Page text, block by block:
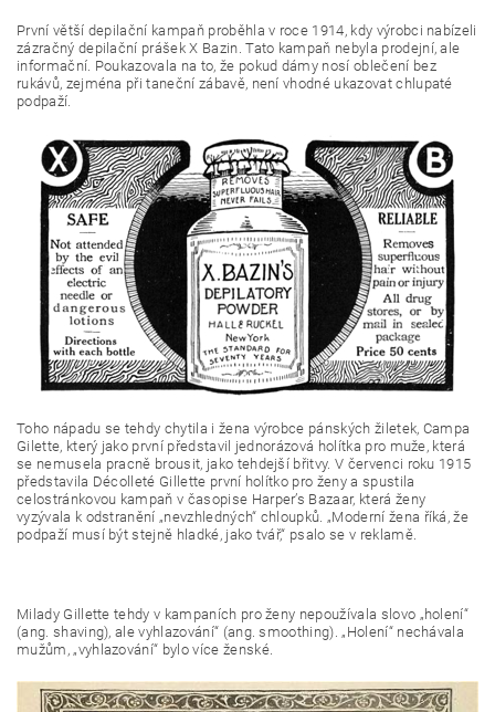
První větší depilační kampaň proběhla v roce 1914, kdy výrobci nabízeli
zázračný depilační prášek X Bazin. Tato kampaň nebyla prodejní, ale
informační. Poukazovala na to, že pokud dámy nosí oblečení bez
rukávů, zejména při taneční zábavě, není vhodné ukazovat chlupaté
podpaží.
Toho nápadu se tehdy chytila i žena výrobce pánských žiletek, Campa
Gilette, který jako první představil jednorázová holítka pro muže, která
se nemusela pracně brousit, jako tehdejší břitvy. V červenci roku 1915
představila Décolleté Gillette první holítko pro ženy a spustila
celostránkovou kampaň v časopise Harper’s Bazaar, která ženy
vyzývala k odstranění „nevzhledných“ chloupků. „Moderní žena říká, že
podpaží musí být stejně hladké, jako tvář,“ psalo se v reklamě.
Milady Gillette tehdy v kampaních pro ženy nepoužívala slovo „holení“
(ang. shaving), ale vyhlazování“ (ang. smoothing). „Holení“ nechávala
mužům, „vyhlazování“ bylo více ženské.